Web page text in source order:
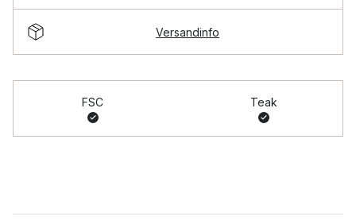
Versandinfo
FSC Teak